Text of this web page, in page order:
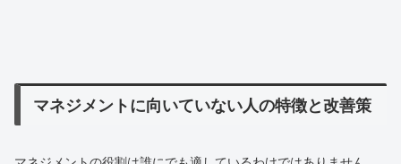
マネジメントに向いていない人の特徴と改善策